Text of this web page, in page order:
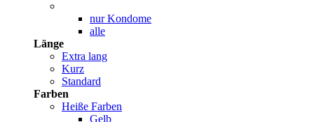
nur Kondome
alle
Länge
Extra lang
Kurz
Standard
Farben
Heiße Farben
Gelb